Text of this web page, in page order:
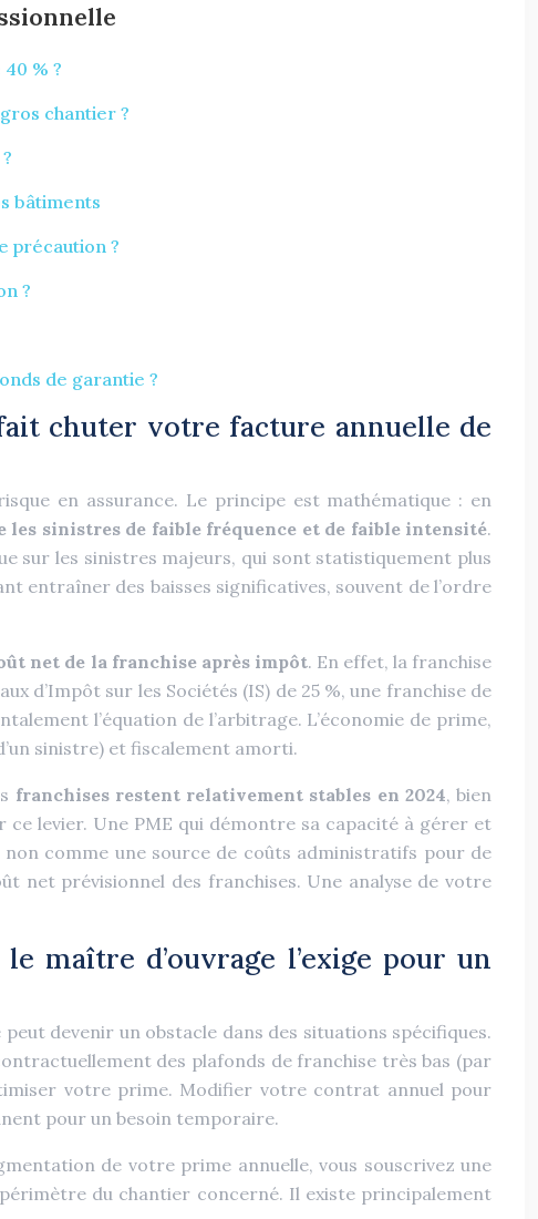
% ?
chantier ?
bâtiments
précaution ?
?
de garantie ?
chuter votre facture annuelle de
en assurance. Le principe est mathématique : en
les sinistres de faible fréquence et de faible intensité.
sur les sinistres majeurs, qui sont statistiquement plus
entraîner des baisses significatives, souvent de l’ordre
net de la franchise après impôt. En effet, la franchise
d’Impôt sur les Sociétés (IS) de 25 %, une franchise de
l’équation de l’arbitrage. L’économie de prime,
sinistre) et fiscalement amorti.
franchises restent relativement stables en 2024, bien
ce levier. Une PME qui démontre sa capacité à gérer et
comme une source de coûts administratifs pour de
net prévisionnel des franchises. Une analyse de votre
maître d’ouvrage l’exige pour un
devenir un obstacle dans des situations spécifiques.
des plafonds de franchise très bas (par
votre prime. Modifier votre contrat annuel pour
pour un besoin temporaire.
de votre prime annuelle, vous souscrivez une
du chantier concerné. Il existe principalement